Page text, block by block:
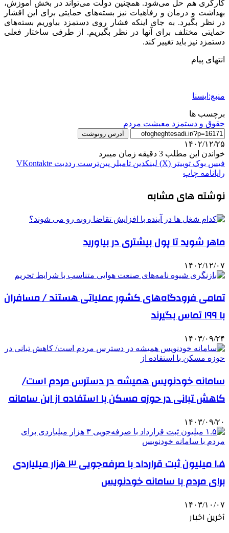
کارگری هم حل می‌شود. همچنین دولت می‌تواند در بخش آموزش،
بهداشت و درمان و رفاهیات نیز بسته‌های حمایتی برای این اقشار
در نظر بگیرد. به جای اینکه فشار روی دستمزد بیاوریم بسته‌های
حمایتی مختلف برای آنها در نظر بگیریم. از طرفی ساختار فعلی
دستمزد نیز باید تغییر کند.
انتهای پیام
منبع:ایسنا
برچسب ها
حقوق و دستمزد معیشت مردم
آدرس رونوشت
۱۴۰۲/۱۲/۲۵
خواندن این مطلب 3 دقیقه زمان میبرد
فیس بوک توییتر (X) لینکدین ‫تامبلر ‫پین‌ترست ‫رددیت ‫VKontakte
رایانامه چاپ
نوشته های مشابه
ماهر شوید تا پول بیشتری در بیاورید
۱۴۰۲/۱۲/۰۷
تمامی فرودگاه‌های کشور عملیاتی هستند / مسافران
با ۱۹۹ تماس بگیرند
۱۴۰۳/۰۹/۲۴
سامانه خودنویس همیشه در دسترس مردم است/
کاهش تبانی در حوزه مسکن با استفاده از این سامانه
۱۴۰۳/۰۹/۲۰
۱.۵ میلیون ثبت قرارداد با صرفه‌جویی ۳ هزار میلیاردی
برای مردم با سامانه خودنویس
۱۴۰۳/۱۰/۰۷
آخرین اخبار